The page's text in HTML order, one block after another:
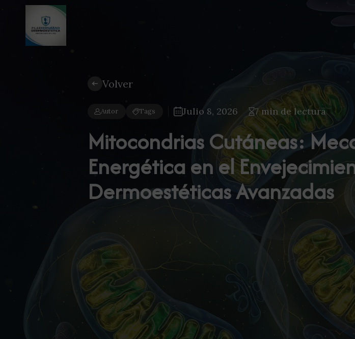
Volver
Autor Tags Julio 8, 2026 7 min de lectura
Mitocondrias Cutáneas:
Energética en el
Dermoestéticas Avanzadas